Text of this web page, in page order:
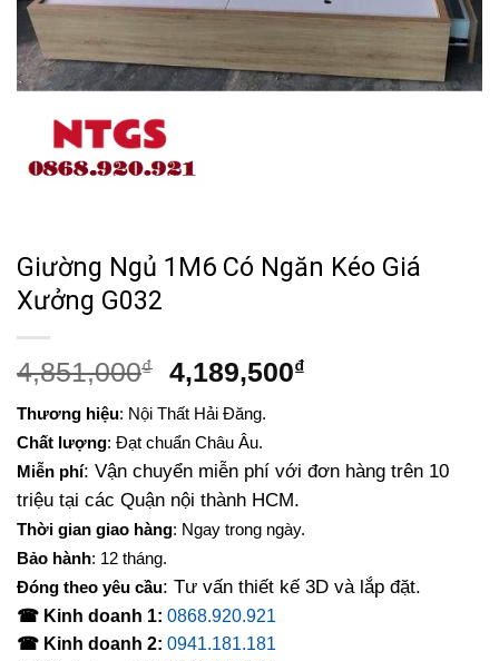
Giường Ngủ 1M6 Có Ngăn Kéo Giá
Xưởng G032
4,851,000₫
Giá
là:
4,851,000₫.
4,189,500₫Giá
4,189,500₫.
Thương hiệu: Nội Thất Hải Đăng.
Chất lượng: Đạt chuẩn Châu Âu.
Miễn phí: Vận chuyển miễn phí với đơn hàng trên 10
triệu tại các Quận nội thành HCM.
Thời gian giao hàng: Ngay trong ngày.
Bảo hành: 12 tháng.
Đóng theo yêu cầu: Tư vấn thiết kế 3D và lắp đặt.
☎ Kinh doanh 1: 0868.920.921
☎ Kinh doanh 2: 0941.181.181